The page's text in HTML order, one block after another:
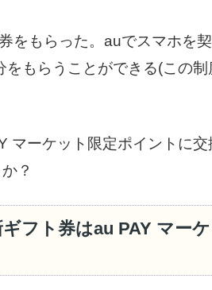
をもらった。auでスマホを
をもらうことができる(この
マーケット限定ポイントに
？
フト券はau PAY マー